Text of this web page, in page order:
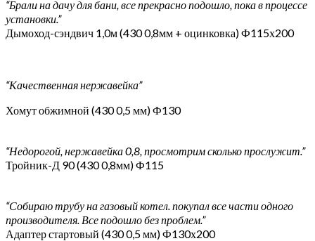
“Брали на дачу для бани, все прекрасно подошло, пока в процессе
установки.”
Дымоход-сэндвич 1,0м (430 0,8мм + оцинковка) Ф115х200
“Качественная нержавейка”
Хомут обжимной (430 0,5 мм) Ф130
“Недорогой, нержавейка 0,8, просмотрим сколько прослужит.”
Тройник-Д 90 (430 0,8мм) Ф115
“Собираю трубу на газовый котел. покупал все части одного
производителя. Все подошло без проблем.”
Адаптер стартовый (430 0,5 мм) Ф130х200